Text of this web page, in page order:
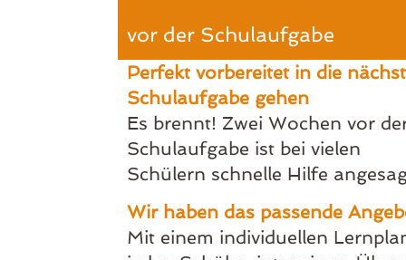
vor der Schulaufgabe
Perfekt vorbereitet in die
Schulaufgabe gehen
Es brennt! Zwei Wochen vor
Schulaufgabe ist bei vielen
Schülern schnelle Hilfe
Wir haben das passende
Mit einem individuellen